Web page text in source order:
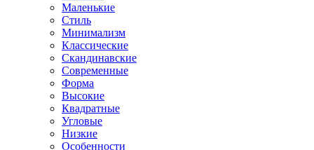
Маленькие
Стиль
Минимализм
Классические
Скандинавские
Современные
Форма
Высокие
Квадратные
Угловые
Низкие
Особенности